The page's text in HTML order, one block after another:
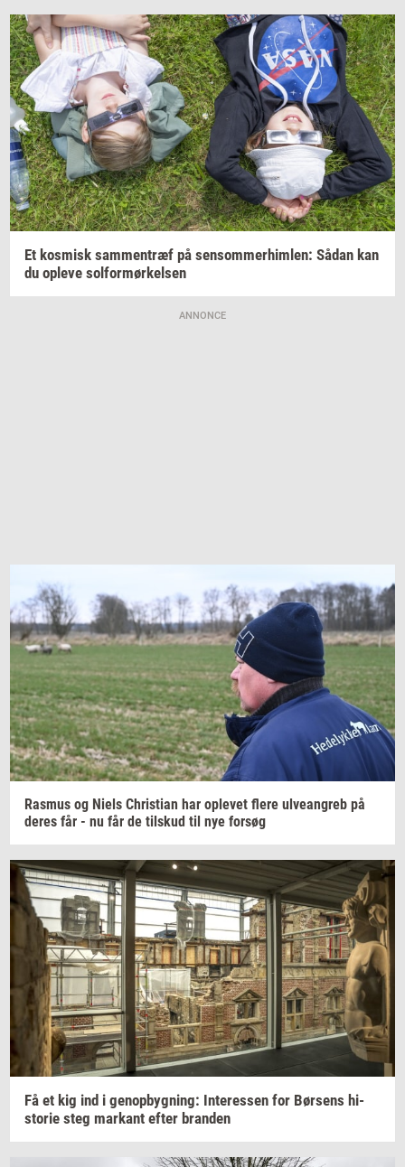
Et kos­misk sam­men­træf på sen­som­mer­him­len: Sådan kan
du op­le­ve sol­for­mør­kel­sen
ANNONCE
Ras­mus og Niels Chri­sti­an har op­le­vet flere ul­ve­an­greb på
deres får - nu får de til­skud til nye for­søg
Få et kig ind i genop­byg­ning: In­ter­es­sen for Bør­sens hi­
sto­rie steg mar­kant efter bran­den